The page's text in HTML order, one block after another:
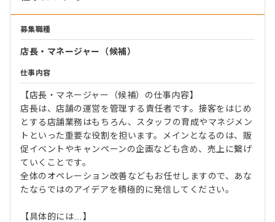
募集職種
店長・マネージャー（候補）
仕事内容
【店長・マネージャー（候補）の仕事内容】
店長は、店舗の運営を管理する責任者です。接客をはじめ
とする店舗業務はもちろん、スタッフの育成やマネジメン
トといった重要な役割を担います。メインとなるのは、販
促イベントやキャンペーンの企画なども含め、売上に繋げ
ていくことです。
全体のオペレーション改善などもお任せしますので、あな
たならではのアイデアを積極的に発信してください。
【具体的には…】